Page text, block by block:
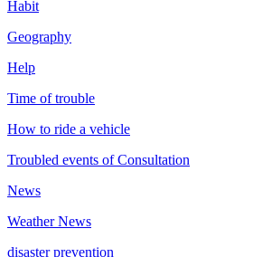
Habit
Geography
Help
Time of trouble
How to ride a vehicle
Troubled events of Consultation
News
Weather News
disaster prevention